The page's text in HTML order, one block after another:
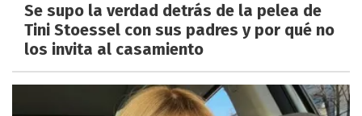
Se supo la verdad detrás de la pelea de
Tini Stoessel con sus padres y por qué no
los invita al casamiento